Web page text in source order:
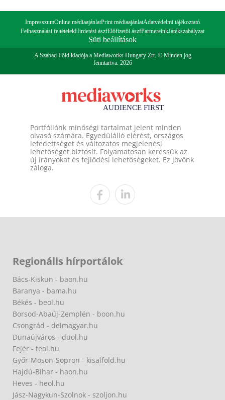
ImpresszumOnline médiaajánlatPrint médiaajánlatAdatvédelmi tájékoztató
Felhasználási feltételekHirdetési ászfElőfizetői ászfPartnereinkJátékszabályzat
Süti beállítások
A Szabad Föld kiadója a Mediaworks Hungary Zrt. © Minden jog
fenntartva. 2026
Portfóliónk minőségi tartalmat jelent minden
olvasó számára. Egyedülálló elérést, országos
lefedettséget és változatos megjelenési
lehetőséget biztosít. Folyamatosan keressük az
új irányokat és fejlődési lehetőségeket. Ez jövőnk
záloga.
Regionális hírportálok
Bács-Kiskun - baon.hu
Baranya - bama.hu
Békés - beol.hu
Borsod-Abaúj-Zemplén - boon.hu
Csongrád - delmagyar.hu
Dunaújváros - duol.hu
Fejér - feol.hu
Győr-Moson-Sopron - kisalfold.hu
Hajdú-Bihar - haon.hu
Heves - heol.hu
Jász-Nagykun-Szolnok - szoljon.hu